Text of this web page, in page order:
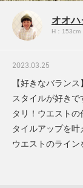
オオハ
H：153cm
2023.03.25
【好きなバラン
スタイルが好きで
タリ！ウエスト
タイルアップを
ウエストのライン